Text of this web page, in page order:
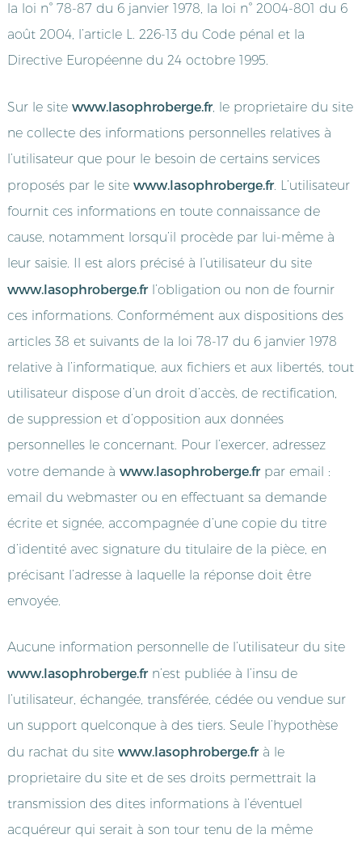
la loi n° 78-87 du 6 janvier 1978, la loi n° 2004-801 du 6
août 2004, l’article L. 226-13 du Code pénal et la
Directive Européenne du 24 octobre 1995.
Sur le site www.lasophroberge.fr, le proprietaire du site
ne collecte des informations personnelles relatives à
l’utilisateur que pour le besoin de certains services
proposés par le site www.lasophroberge.fr. L’utilisateur
fournit ces informations en toute connaissance de
cause, notamment lorsqu’il procède par lui-même à
leur saisie. Il est alors précisé à l’utilisateur du site
www.lasophroberge.frl’obligation ou non de fournir
ces informations. Conformément aux dispositions des
articles 38 et suivants de la loi 78-17 du 6 janvier 1978
relative à l’informatique, aux fichiers et aux libertés, tout
utilisateur dispose d’un droit d’accès, de rectification,
de suppression et d’opposition aux données
personnelles le concernant. Pour l’exercer, adressez
votre demande à www.lasophroberge.frpar email :
email du webmaster ou en effectuant sa demande
écrite et signée, accompagnée d’une copie du titre
d’identité avec signature du titulaire de la pièce, en
précisant l’adresse à laquelle la réponse doit être
envoyée.
Aucune information personnelle de l’utilisateur du site
www.lasophroberge.frn’est publiée à l’insu de
l’utilisateur, échangée, transférée, cédée ou vendue sur
un support quelconque à des tiers. Seule l’hypothèse
du rachat du site www.lasophroberge.frà le
proprietaire du site et de ses droits permettrait la
transmission des dites informations à l’éventuel
acquéreur qui serait à son tour tenu de la même